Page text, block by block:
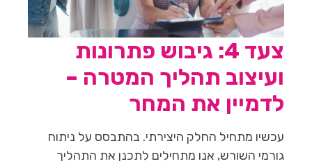
צעד 4: גיבוש פתרונות
ועיצוב תהליך המטרה –
לדמיין את המחר
עכשיו מתחיל החלק היצירתי. בהתבסס על ניתוח
גורמי השורש, אנו מתחילים לתכנן את התהליך